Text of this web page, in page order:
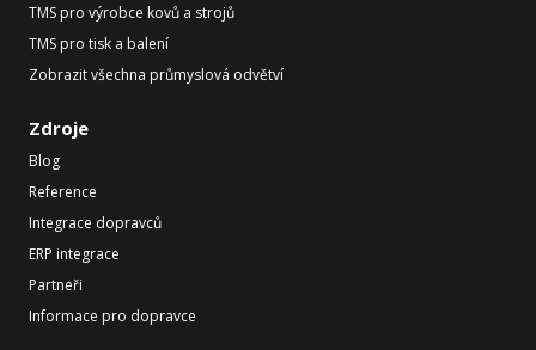
TMS pro výrobce kovů a strojů
TMS pro tisk a balení
Zobrazit všechna průmyslová odvětví
Zdroje
Blog
Reference
Integrace dopravců
ERP integrace
Partneři
Informace pro dopravce